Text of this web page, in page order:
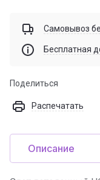
Самовывоз
Бесплатная
Поделиться
Распечатать
Описание